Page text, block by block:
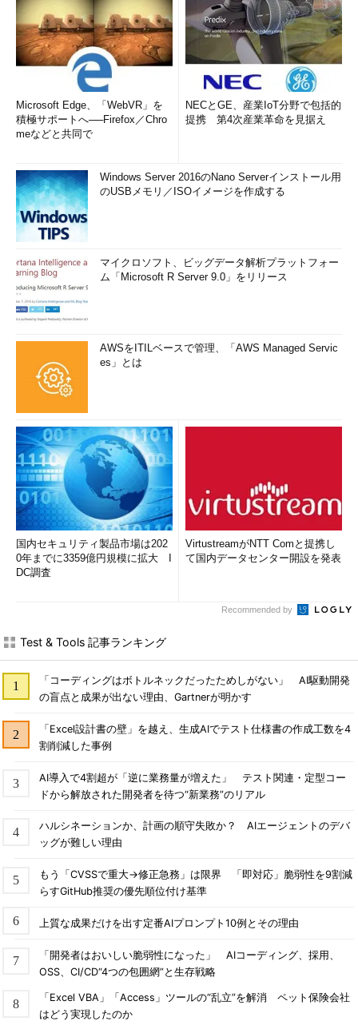
Microsoft Edge、「WebVR」を
積極サポートへ──Firefox／Chro
meなどと共同で
NECとGE、産業IoT分野で包括的
提携 第4次産業革命を見据え
Windows Server 2016のNano Serverインストール用
のUSBメモリ／ISOイメージを作成する
マイクロソフト、ビッグデータ解析プラットフォー
ム「Microsoft R Server 9.0」をリリース
AWSをITILベースで管理、「AWS Managed Servic
es」とは
国内セキュリティ製品市場は202
0年までに3359億円規模に拡大 I
DC調査
VirtustreamがNTT Comと提携し
て国内データセンター開設を発表
Recommended by
Test & Tools 記事ランキング
「コーディングはボトルネックだったためしがない」 AI駆動開発
の盲点と成果が出ない理由、Gartnerが明かす
「Excel設計書の壁」を越え、生成AIでテスト仕様書の作成工数を4
割削減した事例
AI導入で4割超が「逆に業務量が増えた」 テスト関連・定型コー
ドから解放された開発者を待つ“新業務”のリアル
ハルシネーションか、計画の順守失敗か？ AIエージェントのデバ
ッグが難しい理由
もう「CVSSで重大→修正急務」は限界 「即対応」脆弱性を9割減
らすGitHub推奨の優先順位付け基準
上質な成果だけを出す定番AIプロンプト10例とその理由
「開発者はおいしい脆弱性になった」 AIコーディング、採用、
OSS、CI/CD“4つの包囲網”と生存戦略
「Excel VBA」「Access」ツールの“乱立”を解消 ペット保険会社
はどう実現したのか